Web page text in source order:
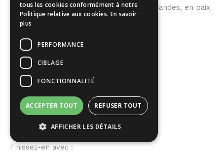
La sensation d’être enfin aux commandes, en paix
avec vos choix
Finissez-en avec :
tous les cookies conformément à notre
Politique relative aux cookies. En savoir
plus
PERFORMANCE
CIBLAGE
FONCTIONNALITÉ
ACCEPTER TOUT REFUSER TOUT
AFFICHER LES DÉTAILS